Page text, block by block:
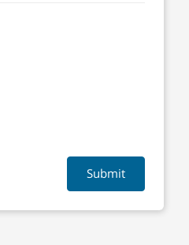
Submit